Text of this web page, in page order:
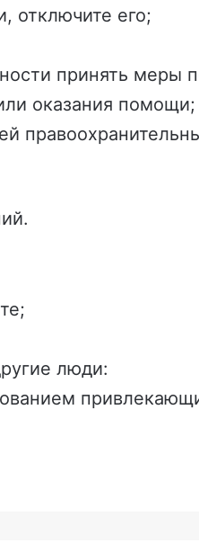
отключите его;
принять меры
оказания помощи;
люди: